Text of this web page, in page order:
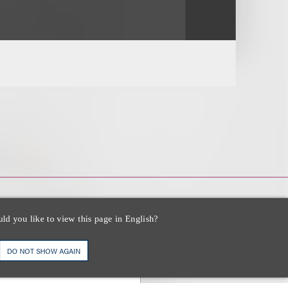
you like to view this page in English?
DO NOT SHOW AGAIN
Owens